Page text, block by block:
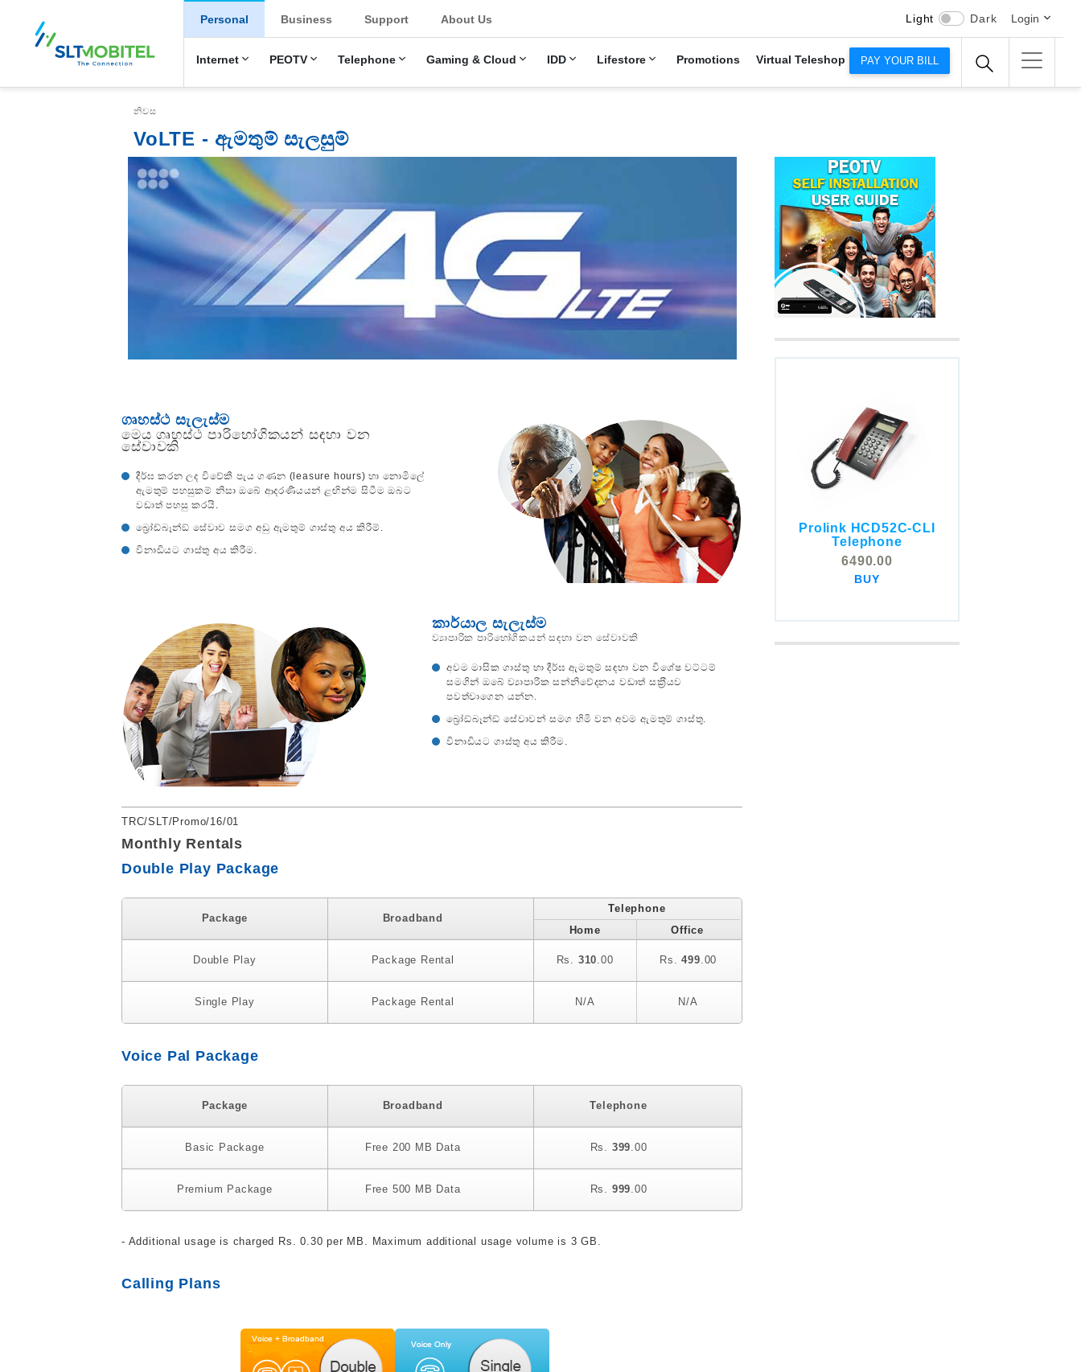
Personal
Internet PEOTV Telephone Gaming & Cloud IDD Lifestore Promotions Virtual Teleshop
Business Support About Us Light Dark Login
PAY YOUR BILL
Breadcrumb
නිවස
VoLTE - ඇමතුම් සැලසුම්
ගෘහස්ථ සැලැස්ම
මෙය ගෘහස්ථ පාරිභෝගිකයන් සඳහා වන
සේවාවකි
දීර්ඝ කරන ලද විවේකී පැය ගණන (leasure hours) හා නොමිලේ
ඇමතුම් පහසුකම් නිසා ඔබේ ආදරණීයයන් ළඟින්ම සිටීම ඔබට
වඩාත් පහසු කරයි.
බ්‍රෝඩ්බෑන්ඞ් සේවාව සමග අඩු ඇමතුම් ගාස්තු අය කිරීම්.
විනාඩියට ගාස්තු අය කිරීම.
කාර්යාල සැලැස්ම
ව්‍යාපාරික පාරිභෝගිකයන් සඳහා වන සේවාවකි
අවම මාසික ගාස්තු හා දීර්ඝ ඇමතුම් සඳහා වන විශේෂ වට්ටම්
සමගින් ඔබේ ව්‍යාපාරික සන්නිවේදනය වඩාත් සක‍්‍රීයව
පවත්වාගෙන යන්න.
බ්‍රෝඞ්බෑන්ඞ් සේවාවන් සමග හිමි වන අවම ඇමතුම් ගාස්තු.
විනාඩියට ගාස්තු අය කිරීම.
TRC/SLT/Promo/16/01
Monthly Rentals
Double Play Package
Package Broadband
Telephone
Home
Office
Double Play Package Rental Rs. 310.00 Rs.499.00
Single Play Package Rental N/A N/A
Voice Pal Package
Package Broadband Telephone
Basic Package Free 200 MB Data Rs. 399.00
Premium Package Free 500 MB Data Rs. 999.00
- Additional usage is charged Rs. 0.30 per MB. Maximum additional usage volume is 3 GB.
Calling Plans
Prolink HCD52C-CLI
Telephone
6490.00
BUY